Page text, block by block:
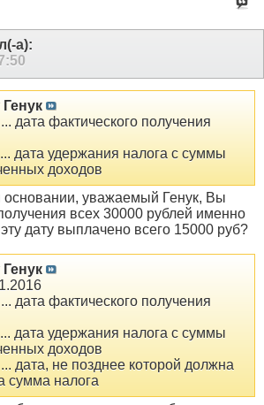
а):
Генук
дата фактического получения
дата удержания налога с суммы
доходов
основании, уважаемый Генук, Вы
всех 30000 рублей именно
дату выплачено всего 15000 руб?
Генук
дата фактического получения
дата удержания налога с суммы
доходов
дата, не позднее которой должна
сумма налога